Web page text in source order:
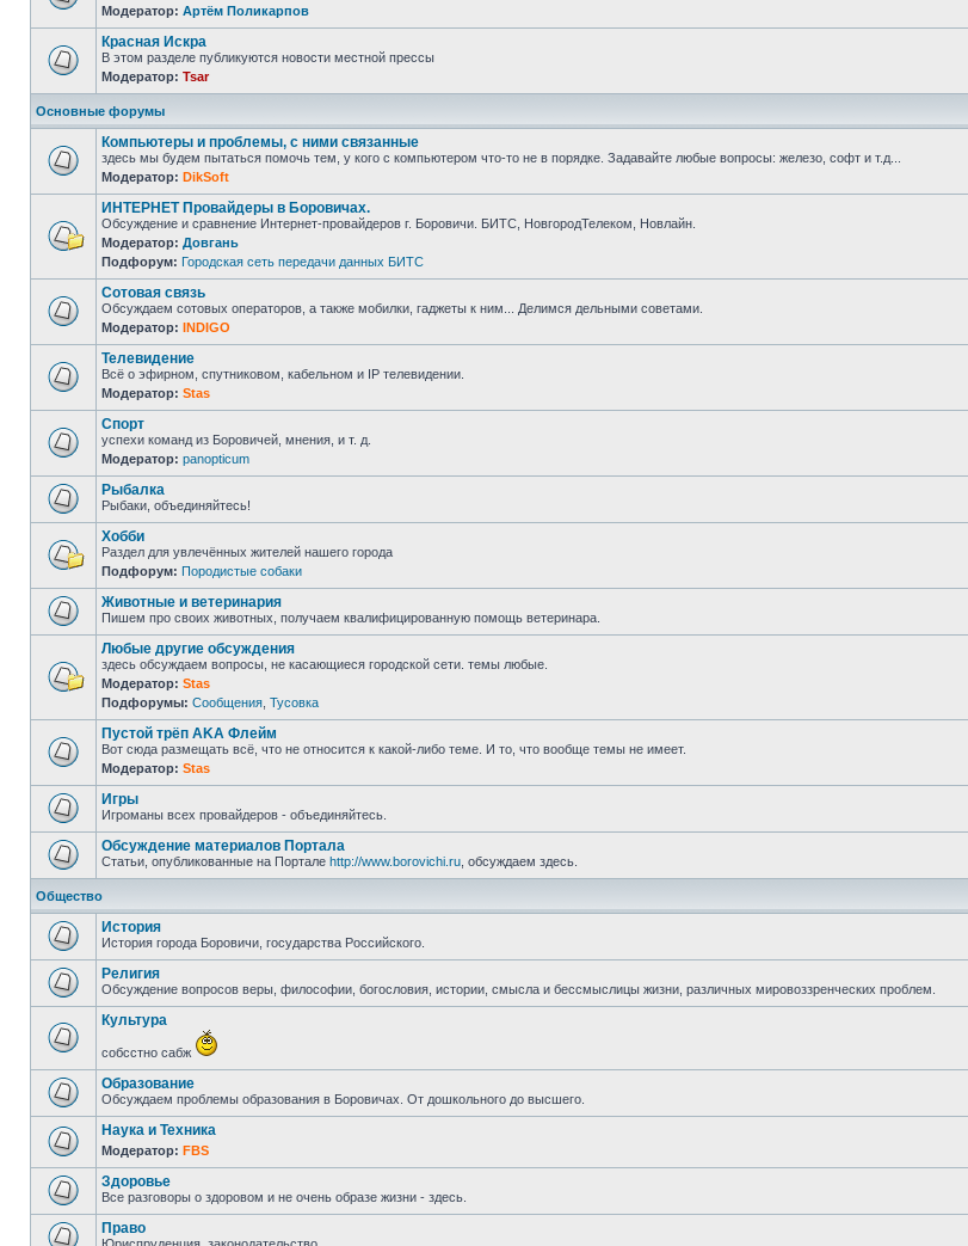
Модератор: Артём Поликарпов
Красная Искра
В этом разделе публикуются новости местной прессы
Модератор: Tsar
Основные форумы
Компьютеры и проблемы, с ними связанные
здесь мы будем пытаться помочь тем, у кого с компьютером что-то не в порядке. Задавайте любые вопросы: железо, софт и т.д...
Модератор: DikSoft
ИНТЕРНЕТ Провайдеры в Боровичах.
Обсуждение и сравнение Интернет-провайдеров г. Боровичи. БИТС, НовгородТелеком, Новлайн.
Модератор: Довгань
Подфорум: Городская сеть передачи данных БИТС
Сотовая связь
Обсуждаем сотовых операторов, а также мобилки, гаджеты к ним... Делимся дельными советами.
Модератор: INDIGO
Телевидение
Всё о эфирном, спутниковом, кабельном и IP телевидении.
Модератор: Stas
Спорт
успехи команд из Боровичей, мнения, и т. д.
Модератор: panopticum
Рыбалка
Рыбаки, объединяйтесь!
Хобби
Раздел для увлечённых жителей нашего города
Подфорум: Породистые собаки
Животные и ветеринария
Пишем про своих животных, получаем квалифицированную помощь ветеринара.
Любые другие обсуждения
здесь обсуждаем вопросы, не касающиеся городской сети. темы любые.
Модератор: Stas
Подфорумы: Сообщения Тусовка
Пустой трёп AKA Флейм
Вот сюда размещать всё, что не относится к какой-либо теме. И то, что вообще темы не имеет.
Модератор: Stas
Игры
Игроманы всех провайдеров - объединяйтесь.
Обсуждение материалов Портала
Статьи, опубликованные на Портале http://www.borovichi.ru , обсуждаем здесь.
Общество
История
История города Боровичи, государства Российского.
Религия
Обсуждение вопросов веры, философии, богословия, истории, смысла и бессмыслицы жизни, различных мировоззренческих проблем.
Культура
собсстно сабж
Образование
Обсуждаем проблемы образования в Боровичах. От дошкольного до высшего.
Наука и Техника
Модератор: FBS
Здоровье
Все разговоры о здоровом и не очень образе жизни - здесь.
Право